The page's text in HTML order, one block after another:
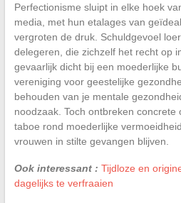
Perfectionisme sluipt in elke hoek
media, met hun etalages van
vergroten de druk. Schuldgevoel
delegeren, die zichzelf het recht op
gevaarlijk dicht bij een moederlijke
vereniging voor geestelijke
behouden van je mentale
noodzaak. Toch ontbreken concrete
taboe rond moederlijke
vrouwen in stilte gevangen blijven.
Ook interessant : Tijdloze en
dagelijks te verfraaien